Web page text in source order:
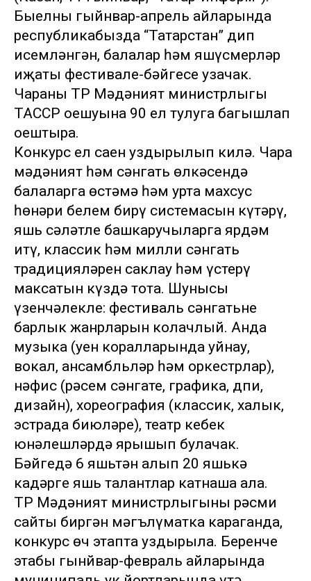
Быелның гыйнвар-апрель айларында
республикабызда “Татарстан” дип
исемләнгән, балалар һәм яшүсмерләр
иҗаты фестивале-бәйгесе узачак.
Чараны ТР Мәдәният министрлыгы
ТАССР оешуына 90 ел тулуга багышлап
оештыра.
Конкурс ел саен уздырылып килә. Чара
мәдәният һәм сәнгать өлкәсендә
балаларга өстәмә һәм урта махсус
һөнәри белем бирү системасын күтәрү,
яшь сәләтле башкаручыларга ярдәм
итү, классик һәм милли сәнгать
традицияләрен саклау һәм үстерү
максатын күздә тота. Шунысы
үзенчәлекле: фестиваль сәнгатьнең
барлык жанрларын колачлый. Анда
музыка (уен коралларында уйнау,
вокал, ансамбльләр һәм оркестрлар),
нәфис (рәсем сәнгате, графика, дпи,
дизайн), хореография (классик, халык,
эстрада биюләре), театр кебек
юнәлешләрдә ярышып булачак.
Бәйгедә 6 яшьтән алып 20 яшькә
кадәрге яшь талантлар катнаша ала.
ТР Мәдәният министрлыгының рәсми
сайты биргән мәгълүматка караганда,
конкурс өч этапта уздырыла. Беренче
этабы гынйвар-февраль айларында